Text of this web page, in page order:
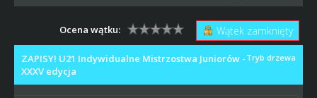
Wątek zamknięty
Ocena wątku:
Tryb drzewa
ZAPISY! U21 Indywidualne Mistrzostwa Juniorów -
XXXV edycja